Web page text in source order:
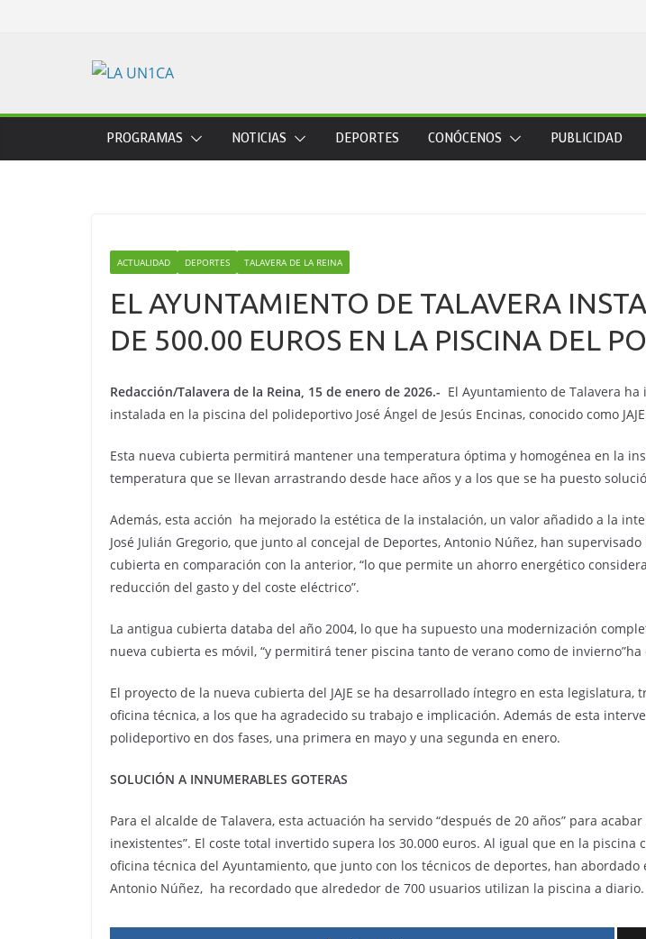
PROGRAMAS NOTICIAS DEPORTES CONÓCENOS PUBLICIDAD
ACTUALIDAD DEPORTES TALAVERA DE LA REINA
EL AYUNTAMIENTO DE TALAVERA
DE 500.00 EUROS EN LA PISCINA DEL
Redacción/Talavera de la Reina, 15 de enero de 2026.- El Ayuntamiento de Talavera
instalada en la piscina del polideportivo José Ángel de Jesús Encinas, conocido como
Esta nueva cubierta permitirá mantener una temperatura óptima y homogénea en la
temperatura que se llevan arrastrando desde hace años y a los que se ha puesto
Además, esta acción ha mejorado la estética de la instalación, un valor añadido a la
José Julián Gregorio, que junto al concejal de Deportes, Antonio Núñez, han
cubierta en comparación con la anterior, “lo que permite un ahorro energético
reducción del gasto y del coste eléctrico”.
La antigua cubierta databa del año 2004, lo que ha supuesto una modernización
nueva cubierta es móvil, “y permitirá tener piscina tanto de verano como de
El proyecto de la nueva cubierta del JAJE se ha desarrollado íntegro en esta
oficina técnica, a los que ha agradecido su trabajo e implicación. Además de esta
polideportivo en dos fases, una primera en mayo y una segunda en enero.
SOLUCIÓN A INNUMERABLES GOTERAS
Para el alcalde de Talavera, esta actuación ha servido “después de 20 años” para
inexistentes”. El coste total invertido supera los 30.000 euros. Al igual que en la
oficina técnica del Ayuntamiento, que junto con los técnicos de deportes, han
Antonio Núñez, ha recordado que alrededor de 700 usuarios utilizan la piscina a diario.